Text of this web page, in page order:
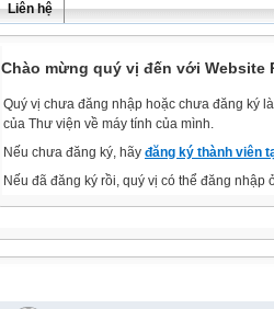
Liên hệ
Chào mừng quý vị đến với Website
Quý vị chưa đăng nhập hoặc chưa đăng ký
của Thư viện về máy tính của mình.
Nếu chưa đăng ký, hãy đăng ký thành viên
Nếu đã đăng ký rồi, quý vị có thể đăng nhập